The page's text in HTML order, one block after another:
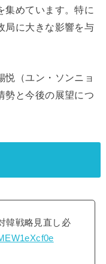
集めています。特に
局に大きな影響を与
悦（ユン・ソンニョ
勢と今後の展望につ
韓戦略見直し必